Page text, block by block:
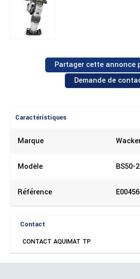
Demande de
Partager cette annonce
Caractéristiques
Marque
Modèle BS50-
Référence
Contact
CONTACT AQUIMAT TP